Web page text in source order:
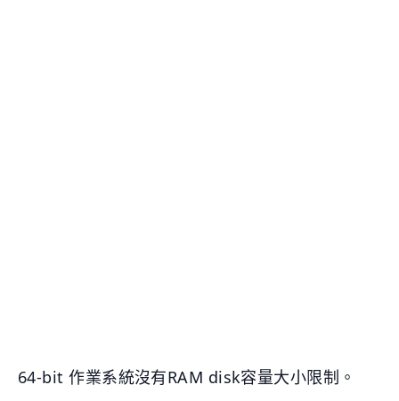
64-bit 作業系統沒有RAM disk容量大小限制。